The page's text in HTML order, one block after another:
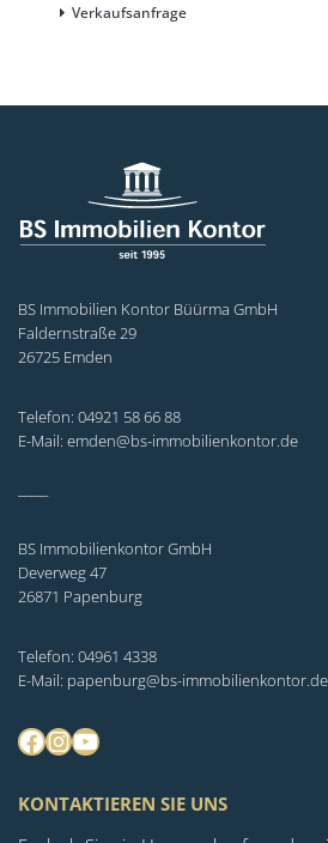
Verkaufsanfrage
BS Immobilien Kontor Büürma GmbH
Faldernstraße 29
26725 Emden
Telefon: 04921 58 66 88
E-Mail: emden@bs-immobilienkontor.de
BS Immobilienkontor GmbH
Deverweg 47
26871 Papenburg
Telefon: 04961 4338
E-Mail: papenburg@bs-immobilienkontor.de
Facebook
Instagram
YouTube
KONTAKTIEREN SIE UNS